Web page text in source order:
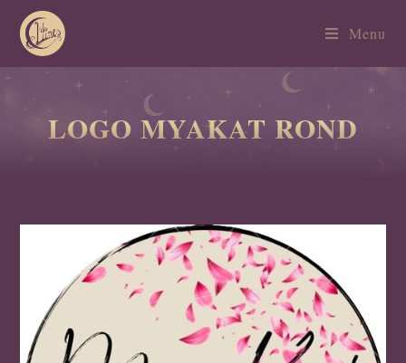
Menu
LOGO MYAKAT ROND